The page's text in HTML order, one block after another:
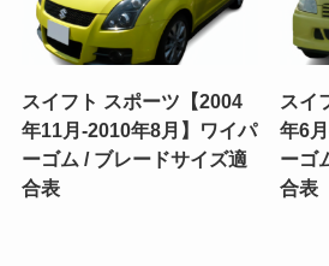
スイフト スポーツ【2004
年11月-2010年8月】ワイパ
ーゴム / ブレードサイズ適
合表
スイ
年6
ーゴ
合表